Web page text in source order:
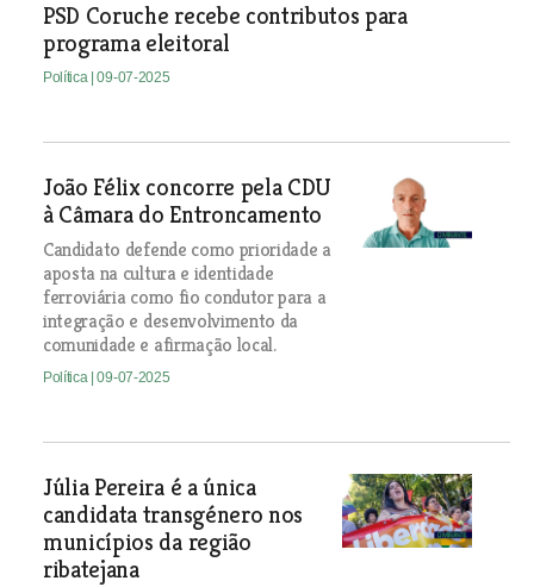
PSD Coruche recebe contributos para
programa eleitoral
Política | 09-07-2025
João Félix concorre pela CDU
à Câmara do Entroncamento
Candidato defende como prioridade a
aposta na cultura e identidade
ferroviária como fio condutor para a
integração e desenvolvimento da
comunidade e afirmação local.
Política | 09-07-2025
Júlia Pereira é a única
candidata transgénero nos
municípios da região
ribatejana